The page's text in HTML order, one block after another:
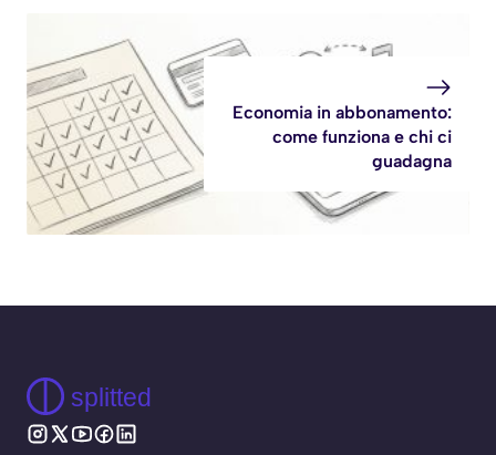
Economia in abbonamento:
come funziona e chi ci
guadagna
splitted